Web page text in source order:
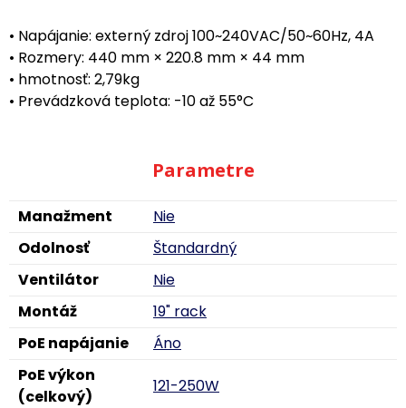
• Napájanie: externý zdroj 100~240VAC/50~60Hz, 4A
• Rozmery: 440 mm × 220.8 mm × 44 mm
• hmotnosť: 2,79kg
• Prevádzková teplota: -10 až 55°C
Parametre
Manažment
Nie
Odolnosť
Štandardný
Ventilátor
Nie
Montáž
19" rack
PoE napájanie
Áno
PoE výkon
(celkový)
121-250W